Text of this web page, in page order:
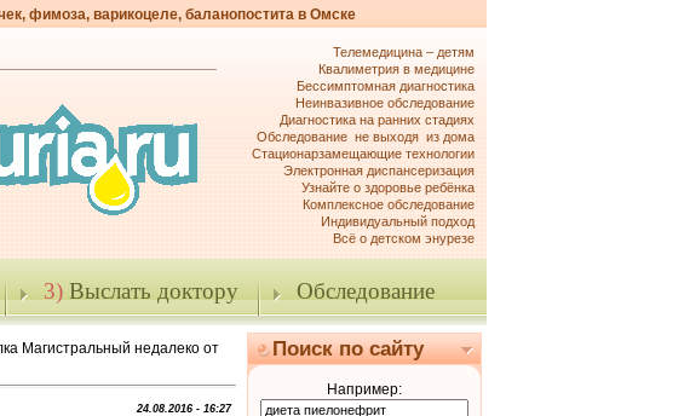
фимоза, варикоцеле, баланопостита в Омске
Телемедицина – детям
Квалиметрия в медицине
Бессимптомная диагностика
Неинвазивное обследование
Диагностика на ранних стадиях
Обследование не выходя из дома
Стационарзамещающие технологии
Электронная диспансеризация
Узнайте о здоровье ребёнка
Комплексное обследование
Индивидуальный подход
Всё о детском энурезе
3)Выслать доктору Обследование
Магистральный недалеко от
24.08.2016 - 16:27
Поиск по сайту
Например: